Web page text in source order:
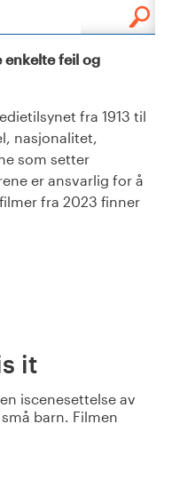
enkelte feil og
fra 1913 til
nasjonalitet,
som setter
er ansvarlig for å
fra 2023 finner
it
iscenesettelse av
barn. Filmen